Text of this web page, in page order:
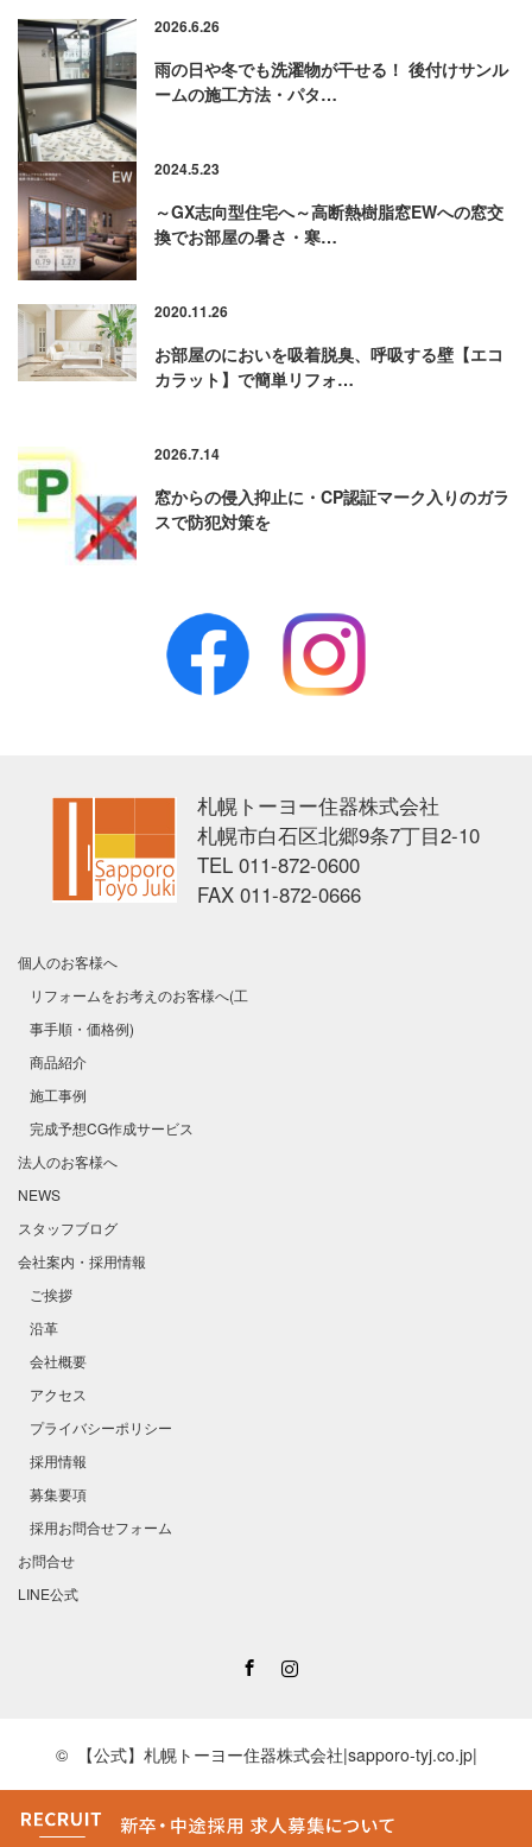
2026.6.26
雨の日や冬でも洗濯物が干せる！ 後付けサンル
ームの施工方法・パタ…
2024.5.23
～GX志向型住宅へ～高断熱樹脂窓EWへの窓交
換でお部屋の暑さ・寒…
2020.11.26
お部屋のにおいを吸着脱臭、呼吸する壁【エコ
カラット】で簡単リフォ…
2026.7.14
窓からの侵入抑止に・CP認証マーク入りのガラ
スで防犯対策を
Facebook
【公式】札幌トーヨー住器株式会社|sapporo-
札幌トーヨー住器株式会社
札幌市白石区北郷9条7丁目2-10
TEL 011-872-0600
FAX 011-872-0666
個人のお客様へ
リフォームをお考えのお客様へ(工
事手順・価格例)
商品紹介
施工事例
完成予想CG作成サービス
法人のお客様へ
NEWS
スタッフブログ
会社案内・採用情報
ご挨拶
沿革
会社概要
アクセス
プライバシーポリシー
採用情報
募集要項
採用お問合せフォーム
お問合せ
LINE公式
© 【公式】札幌トーヨー住器株式会社|sapporo-tyj.co.jp|